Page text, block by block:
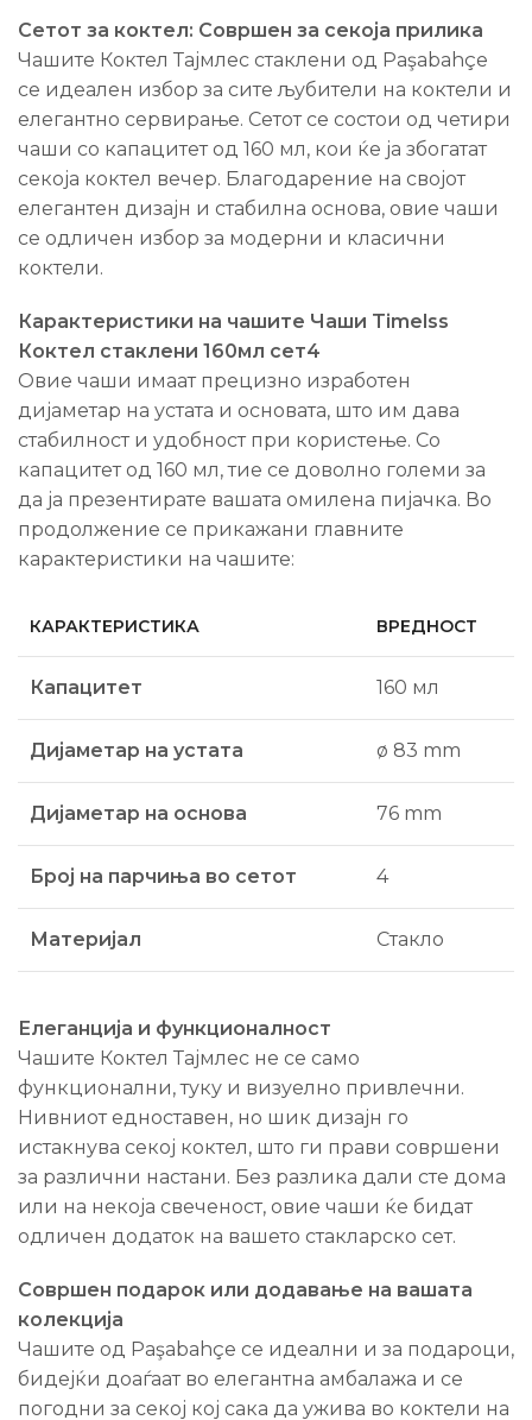
Сетот за коктел: Совршен за секоја прилика
Чашите Коктел Тајмлес стаклени од Paşabahçe
се идеален избор за сите љубители на коктели и
елегантно сервирање. Сетот се состои од четири
чаши со капацитет од 160 мл, кои ќе ја збогатат
секоја коктел вечер. Благодарение на својот
елегантен дизајн и стабилна основа, овие чаши
се одличен избор за модерни и класични
коктели.
Карактеристики на чашите Чаши Timelss
Коктел стаклени 160мл сет4
Овие чаши имаат прецизно изработен
дијаметар на устата и основата, што им дава
стабилност и удобност при користење. Со
капацитет од 160 мл, тие се доволно големи за
да ја презентирате вашата омилена пијачка. Во
продолжение се прикажани главните
карактеристики на чашите:
КАРАКТЕРИСТИКА ВРЕДНОСТ
Капацитет 160 мл
Дијаметар на устата ø 83 mm
Дијаметар на основа 76 mm
Број на парчиња во сетот 4
Материјал Стакло
Елеганција и функционалност
Чашите Коктел Тајмлес не се само
функционални, туку и визуелно привлечни.
Нивниот едноставен, но шик дизајн го
истакнува секој коктел, што ги прави совршени
за различни настани. Без разлика дали сте дома
или на некоја свеченост, овие чаши ќе бидат
одличен додаток на вашето стакларско сет.
Совршен подарок или додавање на вашата
колекција
Чашите од Paşabahçe се идеални и за подароци,
бидејќи доаѓаат во елегантна амбалажа и се
погодни за секој кој сака да ужива во коктели на